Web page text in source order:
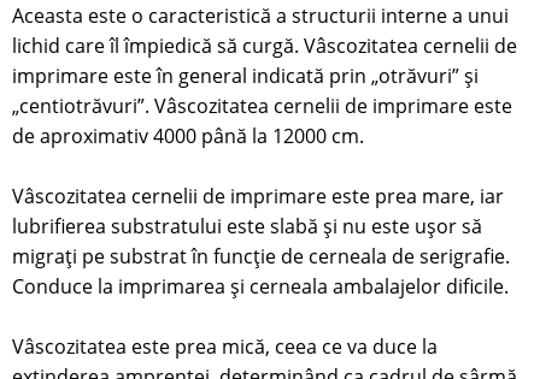
Aceasta este o caracteristică a structurii interne a unui
lichid care îl împiedică să curgă. Vâscozitatea cernelii de
imprimare este în general indicată prin „otrăvuri” și
„centiotrăvuri”. Vâscozitatea cernelii de imprimare este
de aproximativ 4000 până la 12000 cm.
Vâscozitatea cernelii de imprimare este prea mare, iar
lubrifierea substratului este slabă și nu este ușor să
migrați pe substrat în funcție de cerneala de serigrafie.
Conduce la imprimarea și cerneala ambalajelor dificile.
Vâscozitatea este prea mică, ceea ce va duce la